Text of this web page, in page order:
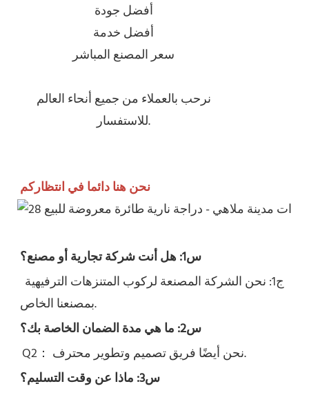
أفضل جودة
أفضل خدمة
سعر المصنع المباشر
نرحب بالعملاء من جميع أنحاء العالم
للاستفسار.
نحن هنا دائما في انتظاركم
س1: هل أنت شركة تجارية أو مصنع؟
بمصنعنا الخاص.
س2: ما هي مدة الضمان الخاصة بك؟
Q2：
نحن أيضًا فريق تصميم وتطوير محترف.
س3: ماذا عن وقت التسليم؟